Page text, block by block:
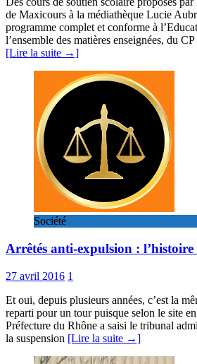
de Maxicours à la médiathèque Lucie
programme complet et conforme à
l’ensemble des matières enseignées, du
[Lire la suite →]
Société
Arrêtés anti-expulsion : l’histoire
27 avril 2016 1
Et oui, depuis plusieurs années, c’est la
reparti pour un tour puisque selon le site
Préfecture du Rhône a saisi le tribunal
la suspension [Lire la suite →]